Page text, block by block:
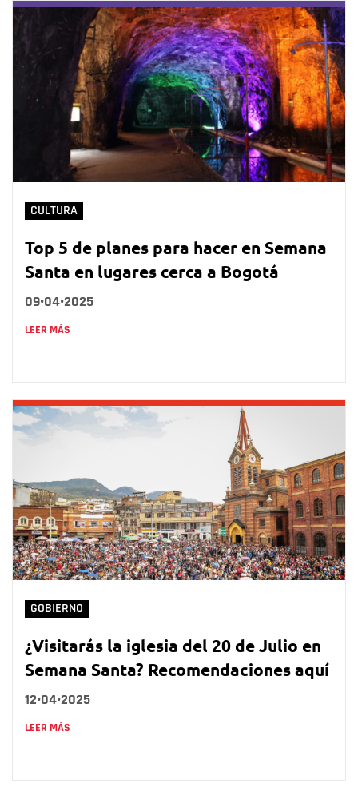
CULTURA
Top 5 de planes para hacer en Semana
Santa en lugares cerca a Bogotá
09•04•2025
LEER MÁS
GOBIERNO
¿Visitarás la iglesia del 20 de Julio en
Semana Santa? Recomendaciones aquí
12•04•2025
LEER MÁS